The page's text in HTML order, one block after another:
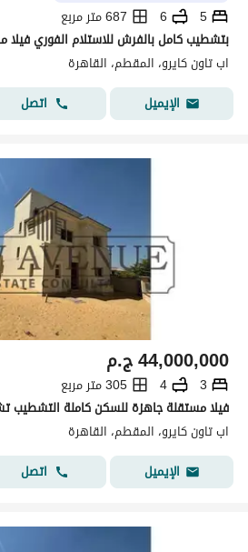
5
6
687 متر مربع
اب تاون كايرو، المقطم، القاهرة
الإيميل
اتصل
ج.م44,000,000
3
4
305 متر مربع
اب تاون كايرو، المقطم، القاهرة
الإيميل
اتصل